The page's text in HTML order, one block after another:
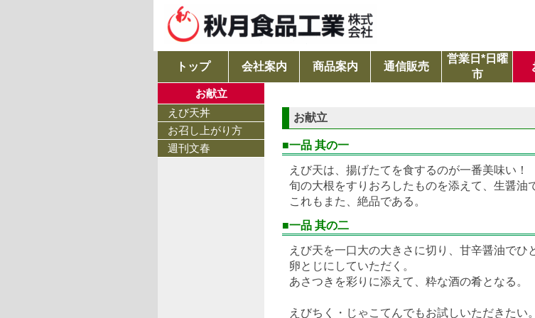
トップ 会社案内 商品案内 通信販売
営業日*日曜
市
お献立
えび天丼
お召し上がり方
週刊文春
お献立
■一品 其の一
えび天は、揚げたてを食するのが一番美味い！
旬の大根をすりおろしたものを添えて、生醤油
これもまた、絶品である。
■一品 其の二
えび天を一口大の大きさに切り、甘辛醤油でひ
卵とじにしていただく。
あさつきを彩りに添えて、粋な酒の肴となる。
えびちく・じゃこてんでもお試しいただきたい。